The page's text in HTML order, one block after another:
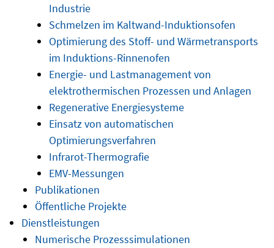
Industrie
Schmelzen im Kaltwand-Induktionsofen
Optimierung des Stoff- und Wärmetransports
im Induktions-Rinnenofen
Energie- und Lastmanagement von
elektrothermischen Prozessen und Anlagen
Regenerative Energiesysteme
Einsatz von automatischen
Optimierungsverfahren
Infrarot-Thermografie
EMV-Messungen
Publikationen
Öffentliche Projekte
Dienstleistungen
Numerische Prozesssimulationen